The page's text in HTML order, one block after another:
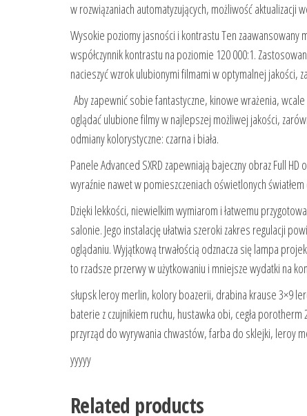
w rozwiązaniach automatyzujących, możliwość aktualizacji
Wysokie poziomy jasności i kontrastu Ten
współczynnik kontrastu na poziomie 120 000:1.
nacieszyć wzrok ulubionymi filmami w optymalnej jakości,
Aby zapewnić sobie fantastyczne, kinowe wrażenia,
oglądać ulubione filmy w najlepszej możliwej jakości,
odmiany kolorystyczne: czarna i biała.
Panele Advanced SXRD zapewniają bajeczny obraz Full
wyraźnie nawet w pomieszczeniach oświetlonych światłem
Dzięki lekkości, niewielkim wymiarom i łatwemu
salonie. Jego instalację ułatwia szeroki zakres regulacji
oglądaniu. Wyjątkową trwałością odznacza się lampa
to rzadsze przerwy w użytkowaniu i mniejsze wydatki na
słupsk leroy merlin, kolory boazerii, drabina krause 3×9
baterie z czujnikiem ruchu, hustawka obi, cegła
przyrząd do wyrywania chwastów, farba do sklejki, leroy
yyyyy
Related products